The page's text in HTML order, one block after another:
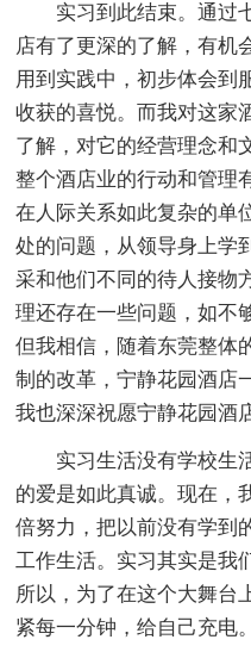
实习到此结束。通过七
店有了更深的了解，有机
用到实践中，初步体会到
收获的喜悦。而我对这家
了解，对它的经营理念和
整个酒店业的行动和管理
在人际关系如此复杂的单
处的问题，从领导身上学
采和他们不同的待人接物
理还存在一些问题，如不
但我相信，随着东莞整体
制的改革，宁静花园酒店
我也深深祝愿宁静花园酒
实习生活没有学校生活
的爱是如此真诚。现在，
倍努力，把以前没有学到
工作生活。实习其实是我
所以，为了在这个大舞台
紧每一分钟，给自己充电。